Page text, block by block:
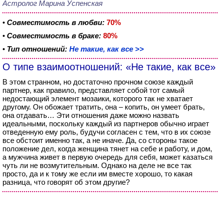
Астролог Марина Успенская
• Совместимость в любви: 70%
• Совместимость в браке: 80%
• Тип отношений: Не такие, как все >>
О типе взаимоотношений: «Не такие, как все»
В этом странном, но достаточно прочном союзе каждый
партнер, как правило, представляет собой тот самый
недостающий элемент мозаики, которого так не хватает
другому. Он обожает тратить, она – копить, он умеет брать,
она отдавать… Эти отношения даже можно назвать
идеальными, поскольку каждый из партнеров обычно играет
отведенную ему роль, будучи согласен с тем, что в их союзе
все обстоит именно так, а не иначе. Да, со стороны такое
положение дел, когда женщина тянет на себе и работу, и дом,
а мужчина живет в первую очередь для себя, может казаться
чуть ли не возмутительным. Однако на деле не все так
просто, да и к тому же если им вместе хорошо, то какая
разница, что говорят об этом другие?